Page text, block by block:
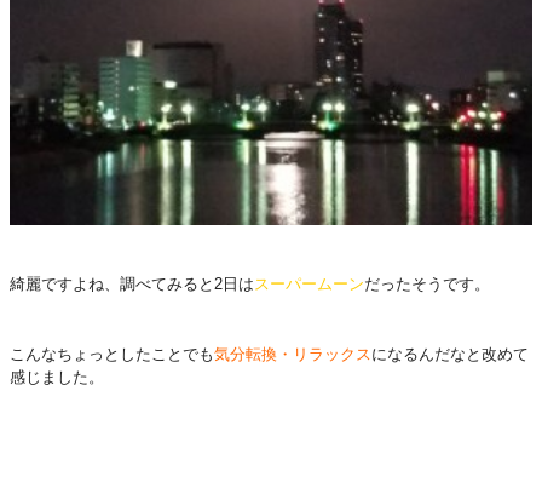
綺麗ですよね、調べてみると2日はスーパームーンだったそうです。
こんなちょっとしたことでも気分転換・リラックスになるんだなと改めて
感じました。